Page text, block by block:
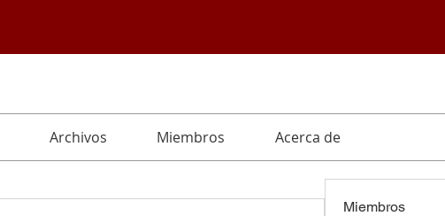
Archivos Miembros Acerca de
Miembros